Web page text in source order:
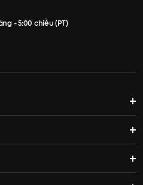
- 5:00 chiều (PT)